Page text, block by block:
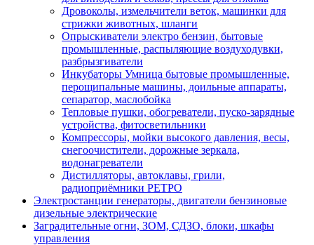
Дровоколы, измельчители веток, машинки для
стрижки животных, шланги
Опрыскиватели электро бензин, бытовые
промышленные, распыляющие воздуходувки,
разбрызгиватели
Инкубаторы Умница бытовые промышленные,
перощипальные машины, доильные аппараты,
сепаратор, маслобойка
Тепловые пушки, обогреватели, пуско-зарядные
устройства, фитосветильники
Компрессоры, мойки высокого давления, весы,
снегоочистители, дорожные зеркала,
водонагреватели
Дистилляторы, автоклавы, грили,
радиоприёмники РЕТРО
Электростанции генераторы, двигатели бензиновые
дизельные электрические
Заградительные огни, ЗОМ, СДЗО, блоки, шкафы
управления